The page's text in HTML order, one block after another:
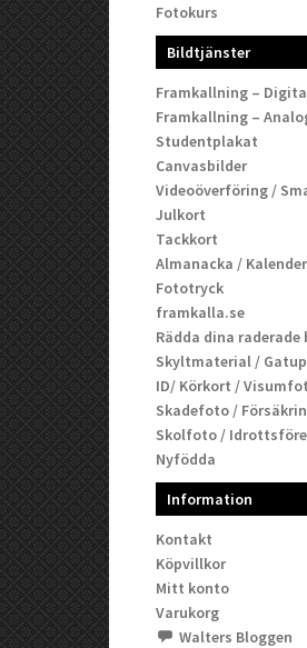
Fotokurs
Bildtjänster
Framkallning –
Framkallning –
Studentplakat
Canvasbilder
Videoöverföring /
Julkort
Tackkort
Almanacka / Kalender
Fototryck
framkalla.se
Rädda dina raderade
Skyltmaterial /
ID/ Körkort /
Skadefoto /
Skolfoto /
Nyfödda
Information
Kontakt
Köpvillkor
Mitt konto
Varukorg
Walters Bloggen